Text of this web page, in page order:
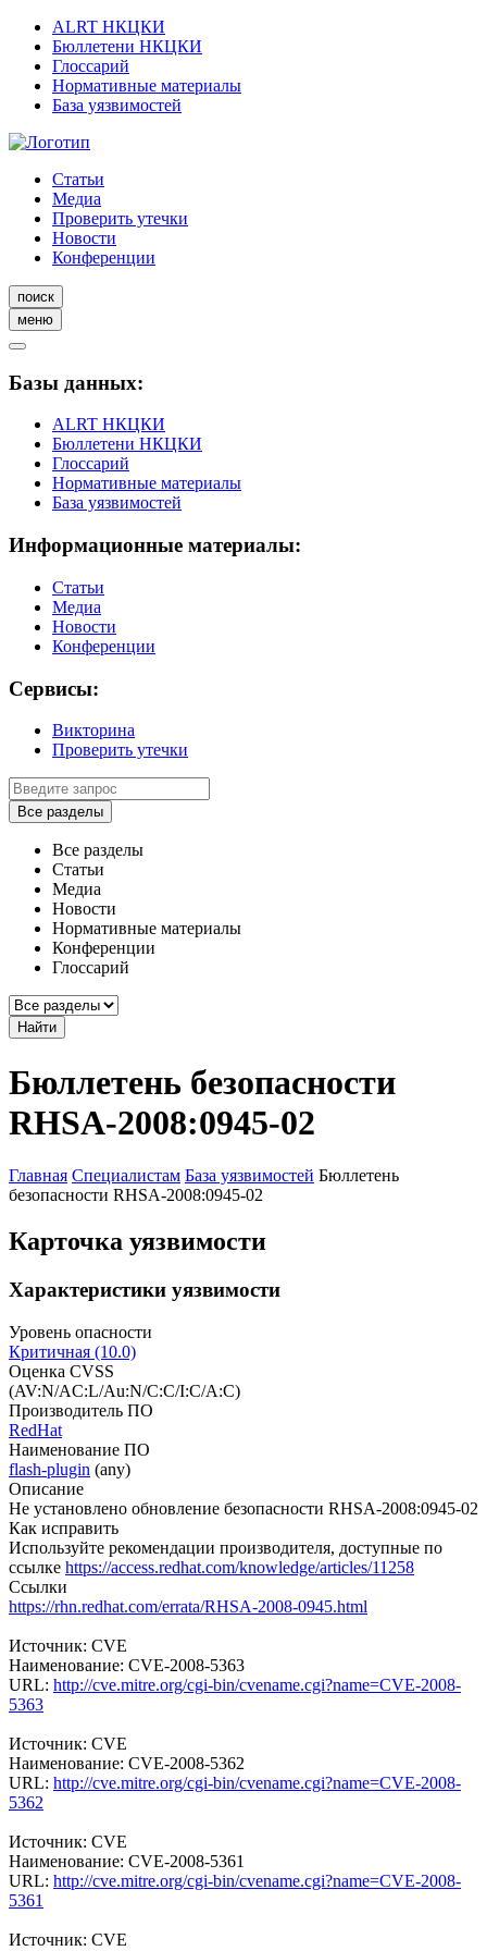
ALRT НКЦКИ
Бюллетени НКЦКИ
Глоссарий
Нормативные материалы
База уязвимостей
Статьи
Медиа
Проверить утечки
Новости
Конференции
поиск
меню
Базы данных:
ALRT НКЦКИ
Бюллетени НКЦКИ
Глоссарий
Нормативные материалы
База уязвимостей
Информационные материалы:
Статьи
Медиа
Новости
Конференции
Сервисы:
Викторина
Проверить утечки
Все разделы
Все разделы
Статьи
Медиа
Новости
Нормативные материалы
Конференции
Глоссарий
Найти
Бюллетень безопасности
RHSA-2008:0945-02
Главная Специалистам База уязвимостей Бюллетень
безопасности RHSA-2008:0945-02
Карточка уязвимости
Характеристики уязвимости
Уровень опасности
Критичная (10.0)
Оценка CVSS
(AV:N/AC:L/Au:N/C:C/I:C/A:C)
Производитель ПО
RedHat
Наименование ПО
flash-plugin (any)
Описание
Не установлено обновление безопасности RHSA-2008:0945-02
Как исправить
Используйте рекомендации производителя, доступные по
ссылке https://access.redhat.com/knowledge/articles/11258
Ссылки
https://rhn.redhat.com/errata/RHSA-2008-0945.html
Источник: CVE
Наименование: CVE-2008-5363
URL: http://cve.mitre.org/cgi-bin/cvename.cgi?name=CVE-2008-
5363
Источник: CVE
Наименование: CVE-2008-5362
URL: http://cve.mitre.org/cgi-bin/cvename.cgi?name=CVE-2008-
5362
Источник: CVE
Наименование: CVE-2008-5361
URL: http://cve.mitre.org/cgi-bin/cvename.cgi?name=CVE-2008-
5361
Источник: CVE